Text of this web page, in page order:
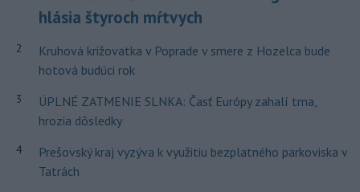
hlásia štyroch mŕtvych
2
Kruhová križovatka v Poprade v smere z Hozelca bude
hotová budúci rok
3
ÚPLNÉ ZATMENIE SLNKA: Časť Európy zahalí tma,
hrozia dôsledky
4
Prešovský kraj vyzýva k využitiu bezplatného parkoviska v
Tatrách